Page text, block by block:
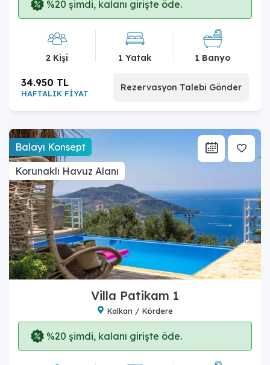
%20 şimdi, kalanı girişte öde.
2 Kişi 1 Yatak 1 Banyo
HAFTALIK FİYAT
34.950 TL Rezervasyon Talebi Gönder
Balayı Konsept
Korunaklı Havuz Alanı
Villa Patikam 1
Kalkan / Kördere
%20 şimdi, kalanı girişte öde.